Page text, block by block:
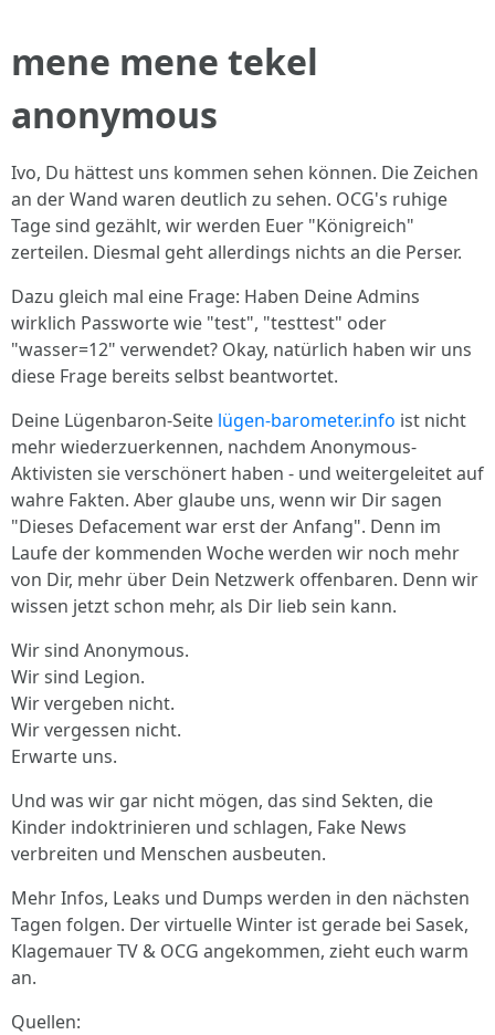
mene mene tekel
anonymous
Ivo, Du hättest uns kommen sehen können. Die Zeichen
an der Wand waren deutlich zu sehen. OCG's ruhige
Tage sind gezählt, wir werden Euer "Königreich"
zerteilen. Diesmal geht allerdings nichts an die Perser.
Dazu gleich mal eine Frage: Haben Deine Admins
wirklich Passworte wie "test", "testtest" oder
"wasser=12" verwendet? Okay, natürlich haben wir uns
diese Frage bereits selbst beantwortet.
Deine Lügenbaron-Seite lügen-barometer.info ist nicht
mehr wiederzuerkennen, nachdem Anonymous-
Aktivisten sie verschönert haben - und weitergeleitet auf
wahre Fakten. Aber glaube uns, wenn wir Dir sagen
"Dieses Defacement war erst der Anfang". Denn im
Laufe der kommenden Woche werden wir noch mehr
von Dir, mehr über Dein Netzwerk offenbaren. Denn wir
wissen jetzt schon mehr, als Dir lieb sein kann.
Wir sind Anonymous.
Wir sind Legion.
Wir vergeben nicht.
Wir vergessen nicht.
Erwarte uns.
Und was wir gar nicht mögen, das sind Sekten, die
Kinder indoktrinieren und schlagen, Fake News
verbreiten und Menschen ausbeuten.
Mehr Infos, Leaks und Dumps werden in den nächsten
Tagen folgen. Der virtuelle Winter ist gerade bei Sasek,
Klagemauer TV & OCG angekommen, zieht euch warm
an.
Quellen: